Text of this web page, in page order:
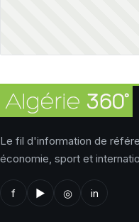
Le fil d'information de
économie, sport et
f ▶ ◎ in